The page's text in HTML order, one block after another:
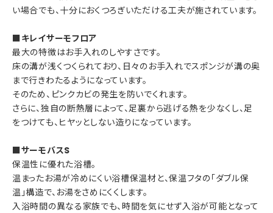
い場合でも、十分におくつろぎいただける工夫が施されています。
■キレイサーモフロア
最大の特徴はお手入れのしやすさです。
床の溝が浅くつくられており、日々のお手入れでスポンジが溝の奥
まで行きわたるようになっています。
そのため、ピンクカビの発生を防いでくれます。
さらに、独自の断熱層によって、足裏から逃げる熱を少なくし、足
をつけても、ヒヤッとしない造りになっています。
■サーモバスS
保温性に優れた浴槽。
温まったお湯が冷めにくい浴槽保温材と、保温フタの「ダブル保
温」構造で、お湯をさめにくくします。
入浴時間の異なる家族でも、時間を気にせず入浴が可能となって